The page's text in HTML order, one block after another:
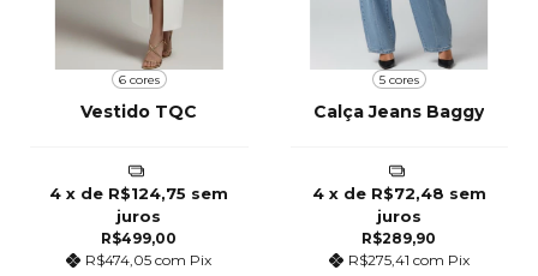
6 cores
Vestido TQC
R$499,00
R$474,05com Pix
4 x de R$124,75 sem
juros
5 cores
Calça Jeans Baggy
R$289,90
R$275,41 com Pix
4 x de R$72,48 sem
juros